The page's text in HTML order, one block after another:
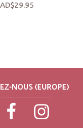
NOUS (EUROPE)